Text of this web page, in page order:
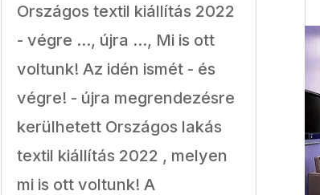
Országos textil kiállítás 2022
- végre ..., újra ..., Mi is ott
voltunk! Az idén ismét - és
végre! - újra megrendezésre
kerülhetett Országos lakás
textil kiállítás 2022 , melyen
mi is ott voltunk! A